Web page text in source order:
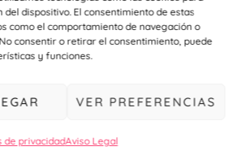
dispositivo. El consentimiento de estas
como el comportamiento de navegación o
consentir o retirar el consentimiento, puede
y funciones.
VER PREFERENCIAS
de privacidadAviso Legal